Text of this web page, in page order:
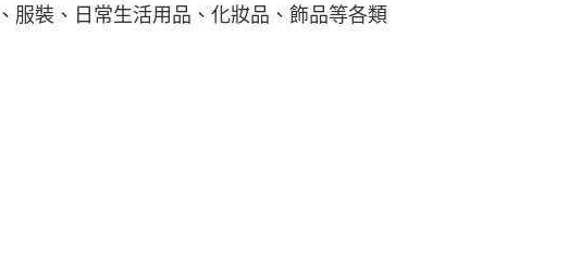
服裝、日常生活用品、化妝品、飾品等各類